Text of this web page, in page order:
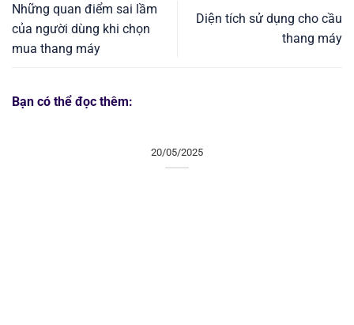
Những quan điểm sai lầm
của người dùng khi chọn
mua thang máy
Diện tích sử dụng cho cầu
thang máy
Bạn có thể đọc thêm:
20/05/2025